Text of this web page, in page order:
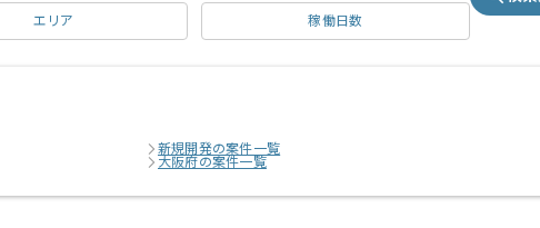
エリア 稼働日数
新規開発の案件一覧
大阪府の案件一覧